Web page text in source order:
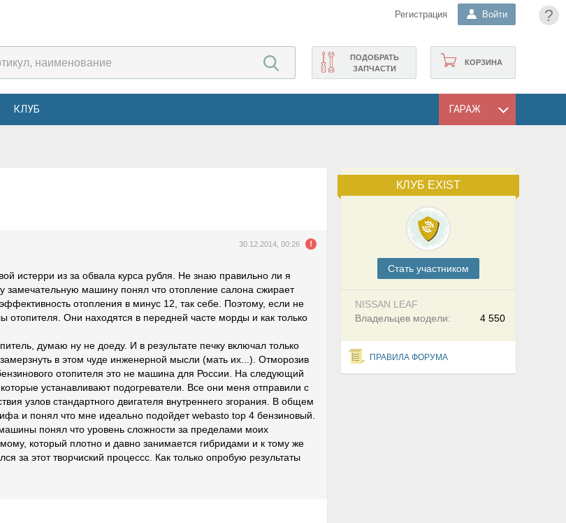
?
Регистрация Войти
КОРЗИНА
ПОДОБРАТЬ
ЗАПЧАСТИ
КЛУБ ГАРАЖ
КЛУБ EXIST
Cтать участником
NISSAN LEAF
4 550
Владельцев модели:
ПРАВИЛА ФОРУМА
30.12.2014, 00:26
истерри из за обвала курса рубля. Не знаю правильно ли я
замечательную машину понял что отопление салона сжирает
отопления в минус 12, так себе. Поэтому, если не
отопителя. Они находятся в передней часте морды и как только
думаю ну не доеду. И в результате печку включал только
в этом чуде инженерной мысли (мать их...). Отморозив
отопителя это не машина для России. На следующий
устанавливают подогреватели. Все они меня отправили с
узлов стандартного двигателя внутреннего згорания. В общем
и понял что мне идеально подойдет webasto top 4 бензиновый.
понял что уровень сложности за пределами моих
который плотно и давно занимается гибридами и к тому же
за этот творчиский процессс. Как только опробую результаты